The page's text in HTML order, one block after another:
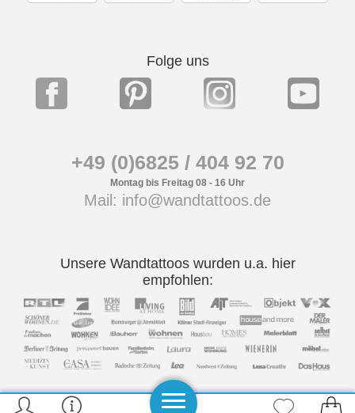
Folge uns
+49 (0)6825 / 404 92 70
Montag bis Freitag 08 - 16 Uhr
Mail: info@wandtattoos.de
Unsere Wandtattoos wurden u.a. hier
empfohlen: